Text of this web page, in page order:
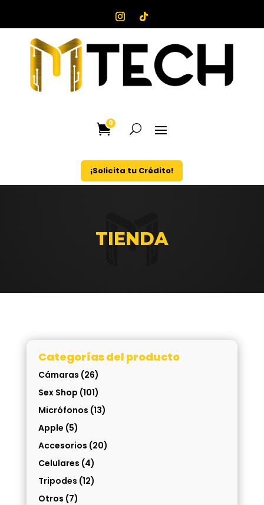
0
¡Solicita tu Crédito!
TIENDA
Categorías del producto
Cámaras (26)
Sex Shop (101)
Micrófonos (13)
Apple (5)
Accesorios (20)
Celulares (4)
Tripodes (12)
Otros (7)